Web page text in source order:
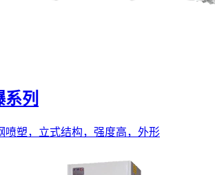
列
喷塑，立式结构，强度高，外形